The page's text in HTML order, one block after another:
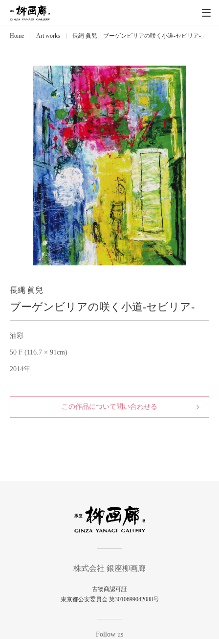
Exhibitions 展覧会
イベント
Artists 作家
Art works 作品一覧
Catalog カタログ
Schedule スケジュール
会社案内
ブログ
Contact
Purchase assessment
Home Art works 長縄 眞兒「ブーゲンビリアの咲く小道-セビリア-」
長縄 眞兒
ブーゲンビリアの咲く小道-セビリア-
油彩
50 F (116.7 × 91cm)
2014年
この作品について問い合わせる
株式会社 銀座柳画廊
古物商認可証
東京都公安委員会 第3010699042088号
Follow us